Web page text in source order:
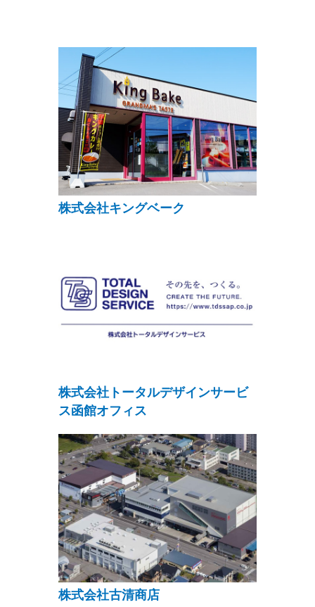
株式会社キングベーク
株式会社トータルデザインサービ
ス函館オフィス
株式会社古清商店